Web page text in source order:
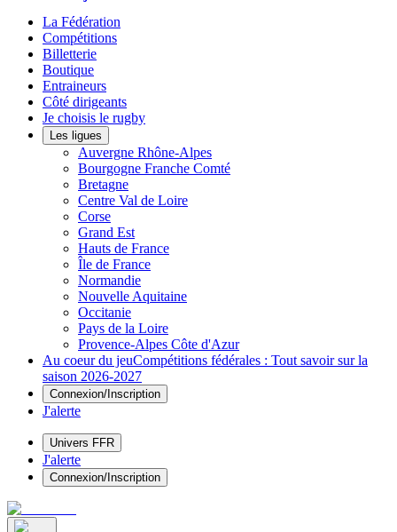
La Fédération
Compétitions
Billetterie
Boutique
Entraineurs
Côté dirigeants
Je choisis le rugby
Les ligues
Auvergne Rhône-Alpes
Bourgogne Franche Comté
Bretagne
Centre Val de Loire
Corse
Grand Est
Hauts de France
Île de France
Normandie
Nouvelle Aquitaine
Occitanie
Pays de la Loire
Provence-Alpes Côte d'Azur
Au coeur du jeuCompétitions fédérales : Tout savoir sur la
saison 2026-2027
Connexion/Inscription
J'alerte
Univers FFR
J'alerte
Connexion/Inscription